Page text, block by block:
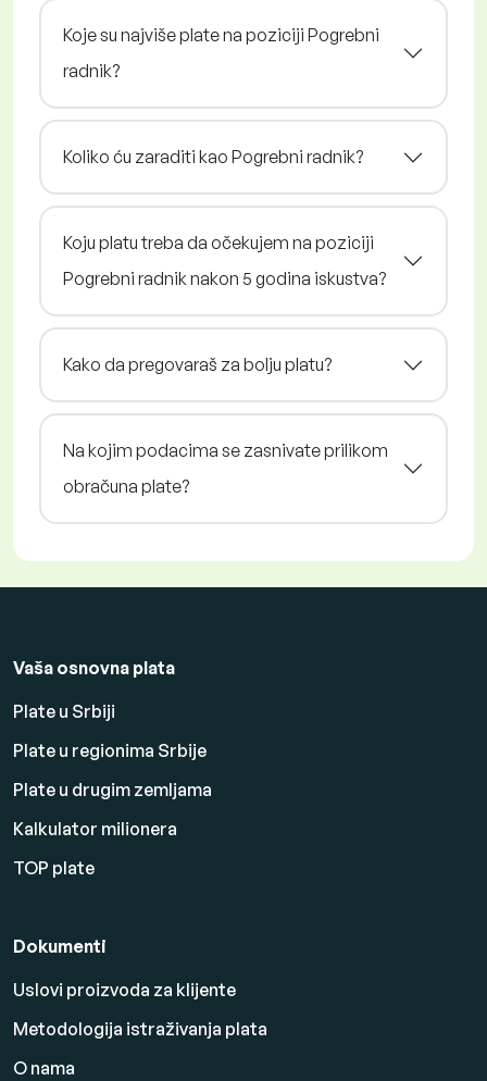
Koje su najviše plate na poziciji Pogrebni
radnik?
Koliko ću zaraditi kao Pogrebni radnik?
Koju platu treba da očekujem na poziciji
Pogrebni radnik nakon 5 godina iskustva?
Kako da pregovaraš za bolju platu?
Na kojim podacima se zasnivate prilikom
obračuna plate?
Vaša osnovna plata
Plate u Srbiji
Plate u regionima Srbije
Plate u drugim zemljama
Kalkulator milionera
TOP plate
Dokumenti
Uslovi proizvoda za klijente
Metodologija istraživanja plata
O nama